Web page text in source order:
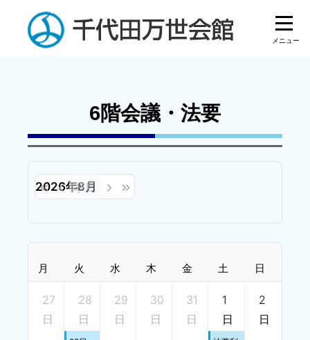
6階会議・法要
2026年8月
月 火 水 木 金 土 日
27
日
28
日
29
日
30
日
31
日
1
日
2
日